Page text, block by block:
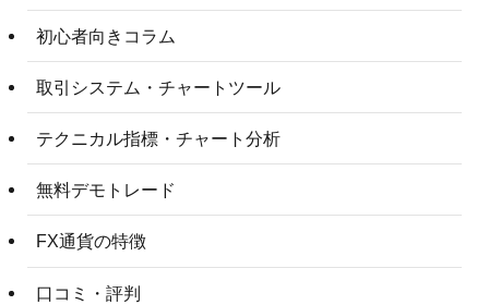
初心者向きコラム
取引システム・チャートツール
テクニカル指標・チャート分析
無料デモトレード
FX通貨の特徴
口コミ・評判